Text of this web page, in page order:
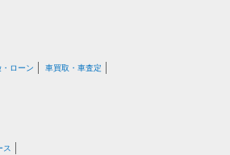
ローン 車買取・車査定
ス